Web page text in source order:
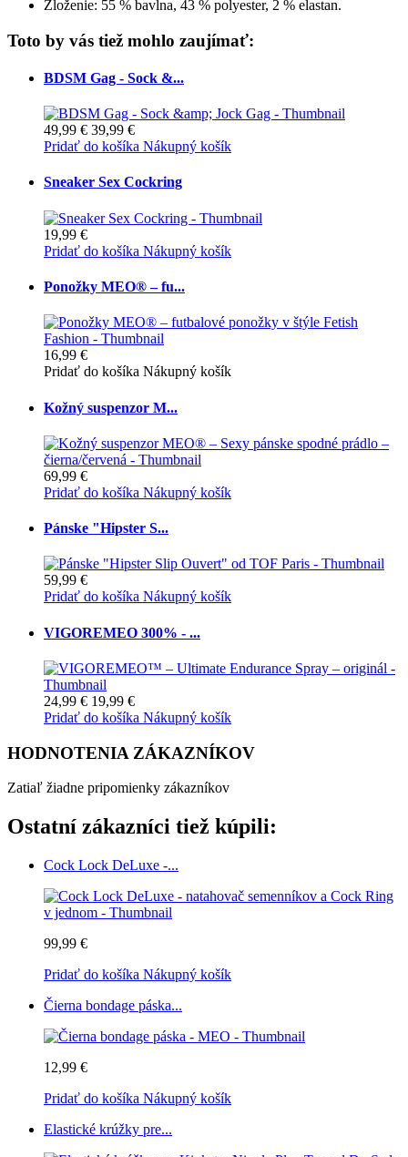
Zloženie: 55 % bavlna, 43 % polyester, 2 % elastan.
Toto by vás tiež mohlo zaujímať:
BDSM Gag - Sock &...
49,99 € 39,99 €
Pridať do košíka Nákupný košík
Sneaker Sex Cockring
19,99 €
Pridať do košíka Nákupný košík
Ponožky MEO® – fu...
16,99 €
Pridať do košíka Nákupný košík
Kožný suspenzor M...
69,99 €
Pridať do košíka Nákupný košík
Pánske "Hipster S...
59,99 €
Pridať do košíka Nákupný košík
VIGOREMEO 300% - ...
24,99 € 19,99 €
Pridať do košíka Nákupný košík
HODNOTENIA ZÁKAZNÍKOV
Zatiaľ žiadne pripomienky zákazníkov
Ostatní zákazníci tiež kúpili:
Cock Lock DeLuxe -...
99,99 €
Pridať do košíka Nákupný košík
Čierna bondage páska...
12,99 €
Pridať do košíka Nákupný košík
Elastické krúžky pre...